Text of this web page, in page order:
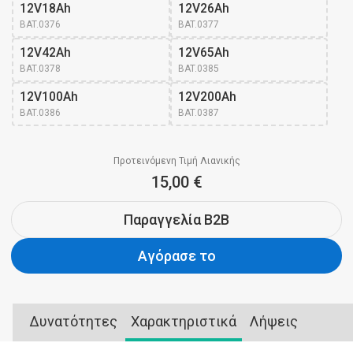
12V18Ah
BAT.0376
12V26Ah
BAT.0377
12V42Ah
BAT.0378
12V65Ah
BAT.0385
12V100Ah
BAT.0386
12V200Ah
BAT.0387
Προτεινόμενη Τιμή Λιανικής
15,00 €
Παραγγελία B2B
Αγόρασε το
Δυνατότητες Χαρακτηριστικά Λήψεις